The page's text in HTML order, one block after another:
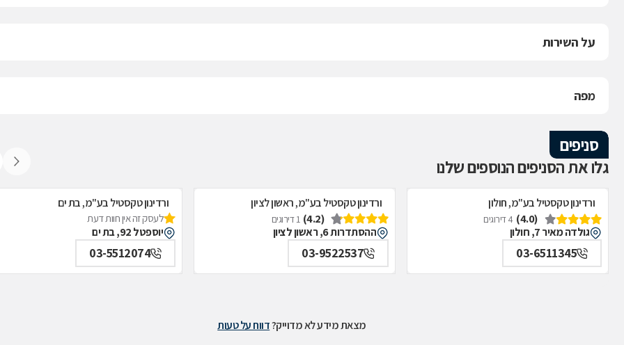
על השירות
מפה
סניפים
גלו את הסניפים הנוספים שלנו
ורדינון טקסטיל בע"מ, חולון
(4.0)
4 דירוגים
גולדה מאיר 7, חולון
03-6511345
ורדינון טקסטיל בע"מ, ראשון לציון
(4.2)
1 דירוגים
ההסתדרות 6, ראשון לציון
03-9522537
ורדינון טקסטיל בע"מ, בת ים
לעסק זה אין חוות דעת
יוספטל 92, בת ים
03-5512074
מצאת מידע לא מדוייק?דווח על טעות